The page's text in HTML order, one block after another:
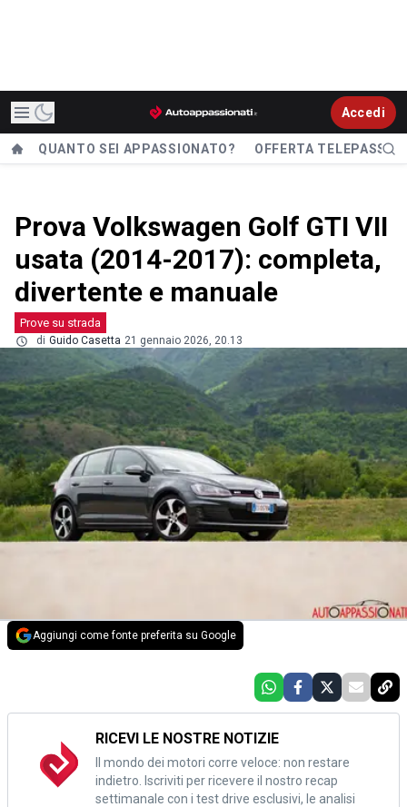
Accedi
QUANTO SEI APPASSIONATO? OFFERTA TELEPASS
Prova Volkswagen Golf GTI VII
usata (2014-2017): completa,
divertente e manuale
Prove su strada
di Guido Casetta 21 gennaio 2026, 20.13
Aggiungi come fonte preferita su Google
RICEVI LE NOSTRE NOTIZIE
Il mondo dei motori corre veloce: non restare
indietro. Iscriviti per ricevere il nostro recap
settimanale con i test drive esclusivi, le analisi